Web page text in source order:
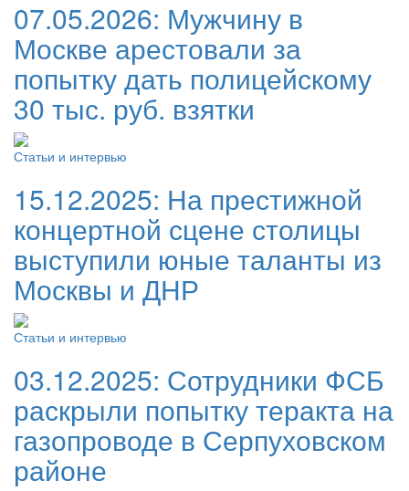
07.05.2026: Мужчину в
Москве арестовали за
попытку дать полицейскому
30 тыс. руб. взятки
Статьи и интервью
15.12.2025: На престижной
концертной сцене столицы
выступили юные таланты из
Москвы и ДНР
Статьи и интервью
03.12.2025: Сотрудники ФСБ
раскрыли попытку теракта на
газопроводе в Серпуховском
районе